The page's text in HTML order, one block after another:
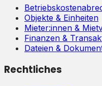
Objekte & Einheiten
Mieter:innen &
Finanzen &
Dateien &
Rechtliches